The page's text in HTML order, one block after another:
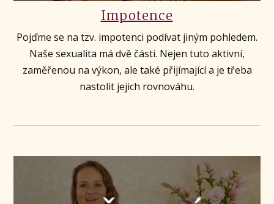
Impotence
Pojďme se na tzv. impotenci podívat jiným pohledem.
Naše sexualita má dvě části. Nejen tuto aktivní,
zaměřenou na výkon, ale také přijímající a je třeba
nastolit jejich rovnováhu.